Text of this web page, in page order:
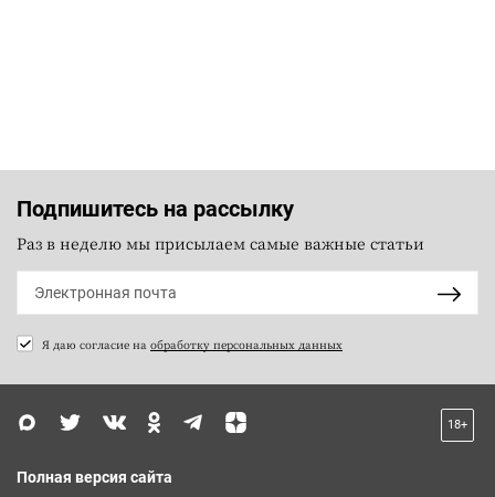
Подпишитесь на рассылку
Раз в неделю мы присылаем самые важные статьи
Я даю согласие на обработку персональных данных
18+
Полная версия сайта